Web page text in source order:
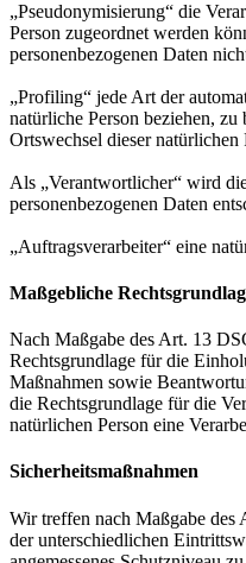
„Pseudonymisierung“ die
Person zugeordnet werden
personenbezogenen Daten
„Profiling“ jede Art der
natürliche Person beziehen,
Ortswechsel dieser natürlichen
Als „Verantwortlicher“ wird
personenbezogenen Daten
„Auftragsverarbeiter“ eine
Maßgebliche
Nach Maßgabe des Art. 13
Rechtsgrundlage für die
Maßnahmen sowie
die Rechtsgrundlage für die
natürlichen Person eine
Sicherheitsmaßnahmen
Wir treffen nach Maßgabe des
der unterschiedlichen